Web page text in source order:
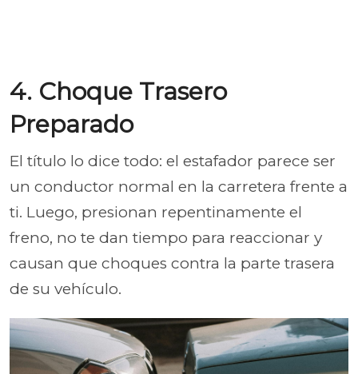
4. Choque Trasero
Preparado
El título lo dice todo: el estafador parece ser
un conductor normal en la carretera frente a
ti. Luego, presionan repentinamente el
freno, no te dan tiempo para reaccionar y
causan que choques contra la parte trasera
de su vehículo.